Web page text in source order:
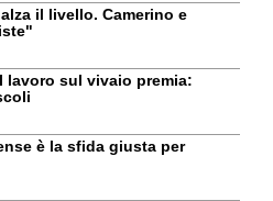
il livello. Camerino e
lavoro sul vivaio premia:
è la sfida giusta per